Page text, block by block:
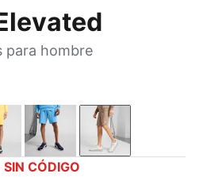
para hombre
YellowTeam Light BlueTotally Taupe
CÓDIGO